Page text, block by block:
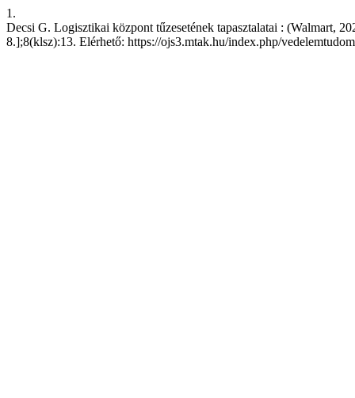
1.
Decsi G. Logisztikai központ tűzesetének tapasztalatai : (Walmart,
8.];8(klsz):13. Elérhető: https://ojs3.mtak.hu/index.php/